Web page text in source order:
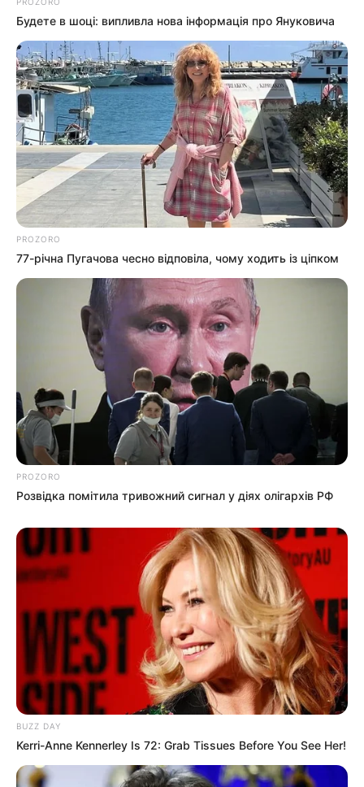
PROZORO
Будете в шоці: випливла нова інформація про Януковича
PROZORO
77-річна Пугачова чесно відповіла, чому ходить із ціпком
PROZORO
Розвідка помітила тривожний сигнал у діях олігархів РФ
BUZZ DAY
Kerri-Anne Kennerley Is 72: Grab Tissues Before You See Her!